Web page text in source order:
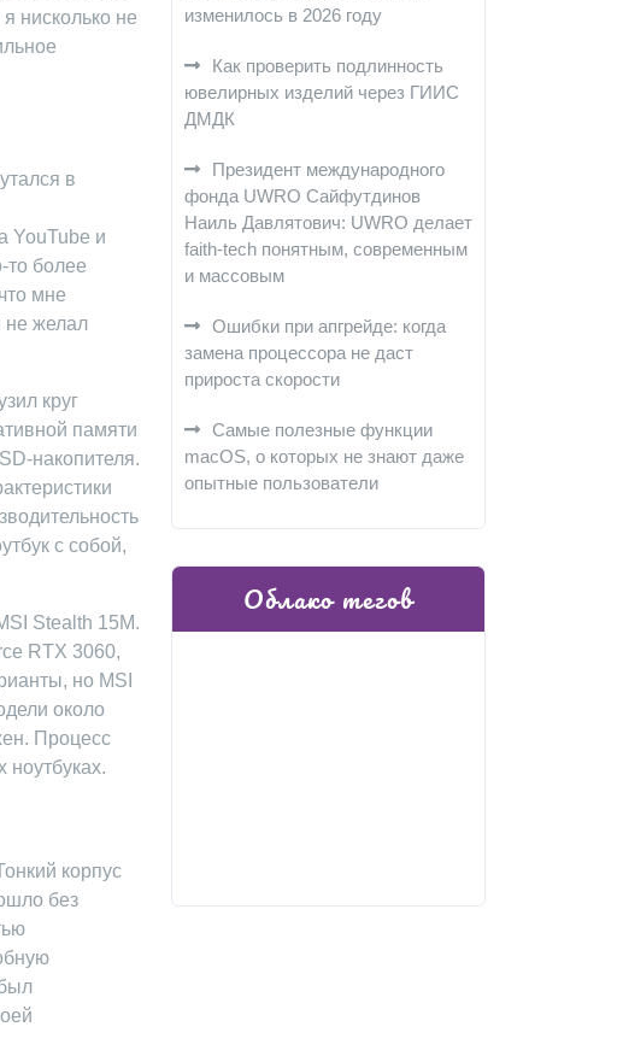
нисколько не
в
YouTube и
более
мне
не желал
круг
памяти
накопителя.
с собой,
Stealth 15M.
RTX 3060,
но MSI
около
Процесс
корпус
без
изменилось в 2026 году
Как проверить подлинность
ювелирных изделий через ГИИС
ДМДК
Президент международного
фонда UWRO Сайфутдинов
Наиль Давлятович: UWRO делает
faith-tech понятным, современным
и массовым
Ошибки при апгрейде: когда
замена процессора не даст
прироста скорости
Самые полезные функции
macOS, о которых не знают даже
опытные пользователи
Облако тегов